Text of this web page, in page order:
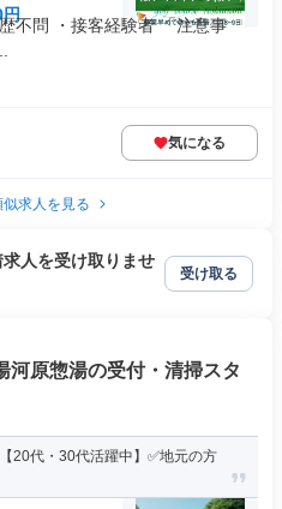
円
不問 ・接客経験者 「注意事
気になる
求人を見る
人を受け取りませ
受け取る
原惣湯の受付・清掃スタ
20代・30代活躍中】✅️地元の方